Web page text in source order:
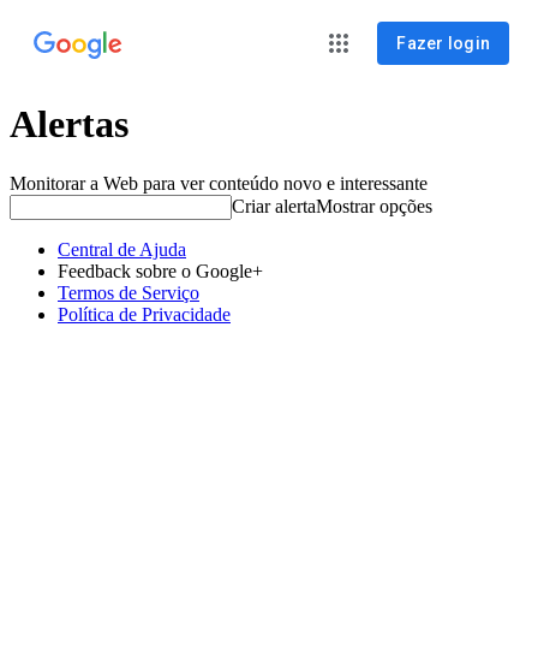
Fazer login
Alertas
Monitorar a Web para ver conteúdo novo e interessante
Criar alertaMostrar opções
Central de Ajuda
Feedback sobre o Google+
Termos de Serviço
Política de Privacidade